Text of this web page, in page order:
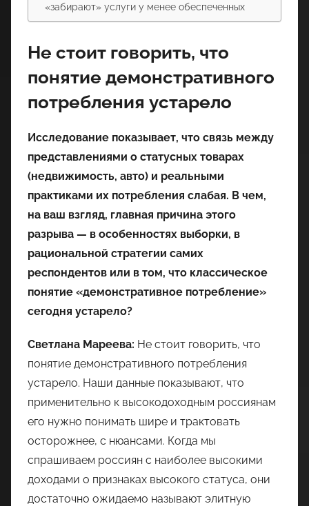
«забирают» услуги у менее обеспеченных
Не стоит говорить, что
понятие демонстративного
потребления устарело
Исследование показывает, что связь между
представлениями о статусных товарах
(недвижимость, авто) и реальными
практиками их потребления слабая. В чем,
на ваш взгляд, главная причина этого
разрыва — в особенностях выборки, в
рациональной стратегии самих
респондентов или в том, что классическое
понятие «демонстративное потребление»
сегодня устарело?
Светлана Мареева: Не стоит говорить, что
понятие демонстративного потребления
устарело. Наши данные показывают, что
применительно к высокодоходным россиянам
его нужно понимать шире и трактовать
осторожнее, с нюансами. Когда мы
спрашиваем россиян с наиболее высокими
доходами о признаках высокого статуса, они
достаточно ожидаемо называют элитную